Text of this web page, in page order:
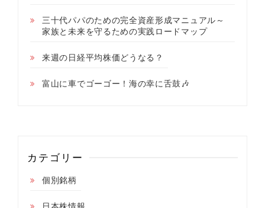
三十代パパのための完全資産形成マニュアル～
家族と未来を守るための実践ロードマップ
来週の日経平均株価どうなる？
富山に車でゴーゴー！海の幸に舌鼓🎶
カテゴリー
個別銘柄